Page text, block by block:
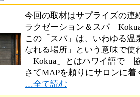
今回の取材はサプライズの連
ラクゼーション＆スパ
この「スパ」は、いわゆる温
なれる場所」という意味で使
「Kokua」とはハワイ語で
さてMAPを頼りにサロンに
…全て読む